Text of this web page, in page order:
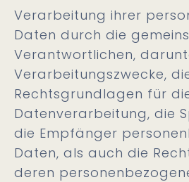
Verarbeitung ihrer
Daten durch die
Verantwortlichen,
Verarbeitungszwecke,
Rechtsgrundlagen für
Datenverarbeitung, die
die Empfänger
Daten, als auch die
deren